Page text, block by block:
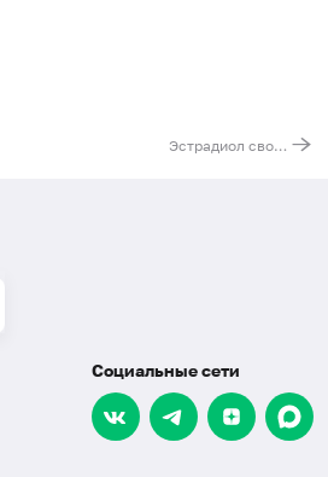
Эстрадиол свободный в слюне, ВЭЖХ
Социальные сети